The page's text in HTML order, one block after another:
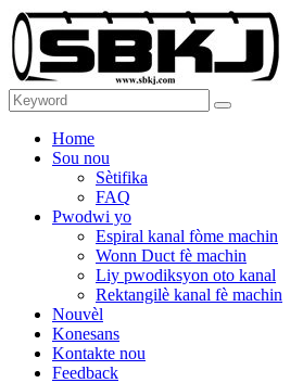
Home
Sou nou
Sètifika
FAQ
Pwodwi yo
Espiral kanal fòme machin
Wonn Duct fè machin
Liy pwodiksyon oto kanal
Rektangilè kanal fè machin
Nouvèl
Konesans
Kontakte nou
Feedback